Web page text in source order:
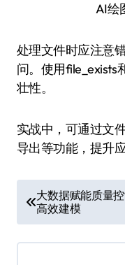
AI绘
处理文件时应注意
问。使用file_exists
壮性。
实战中，可通过文
导出等功能，提升
章
导
大数据赋能质量
高效建模